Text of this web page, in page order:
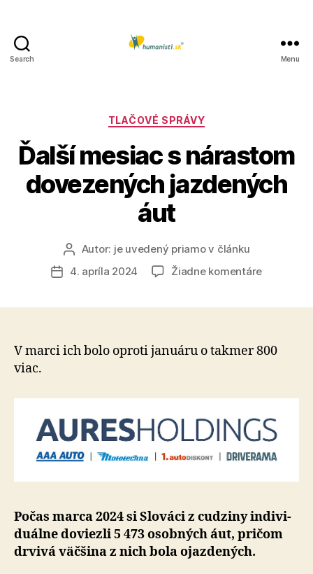
Search Menu
Kategórie
TLAČOVÉ SPRÁVY
Ďalší mesiac s nárastom
dovezených jazdených
áut
Autor
článku
Autor: je uvedený priamo v článku
Dátum
4. apríla 2024 Žiadne komentárena
V marci ich bolo oproti januáru o tak­mer 800
viac.
Počas marca 2024 si Slováci z cudziny indi­vi­
du­álne do­viezli 5 473 osob­ných áut, pričom
drvivá väčšina z nich bola ojazde­ných.